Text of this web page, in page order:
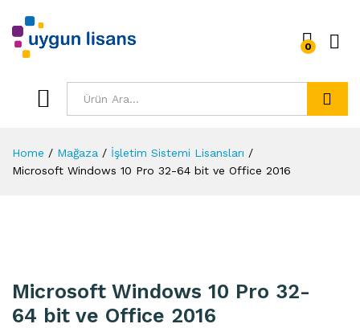
0
Home / Mağaza / İşletim Sistemi Lisansları /
Microsoft Windows 10 Pro 32-64 bit ve Office 2016
Microsoft Windows 10 Pro 32-
64 bit ve Office 2016